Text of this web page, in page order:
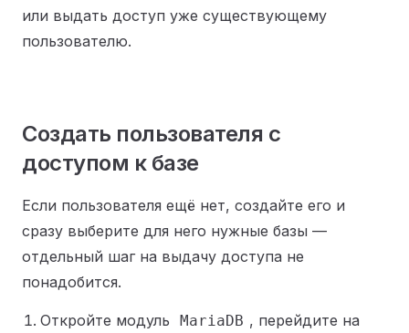
или выдать доступ уже существующему
пользователю.
Создать пользователя с
доступом к базе
Если пользователя ещё нет, создайте его и
сразу выберите для него нужные базы —
отдельный шаг на выдачу доступа не
понадобится.
Откройте модуль MariaDB , перейдите на